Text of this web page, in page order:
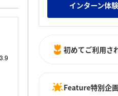
インターン体
初めてご利用さ
Feature特別企